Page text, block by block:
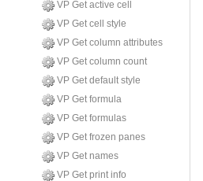
VP Get active cell
VP Get cell style
VP Get column attributes
VP Get column count
VP Get default style
VP Get formula
VP Get formulas
VP Get frozen panes
VP Get names
VP Get print info